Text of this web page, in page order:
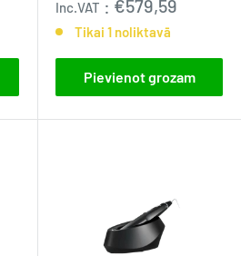
Inc.VAT : €579,59
Tikai 1 noliktavā
Pievienot grozam